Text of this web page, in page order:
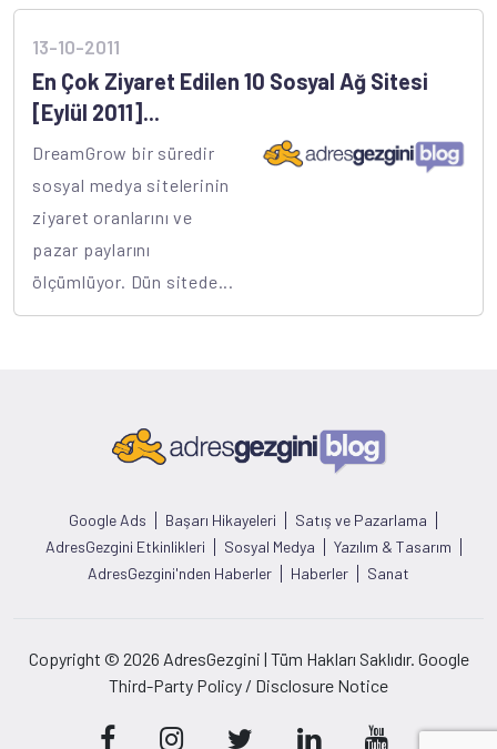
13-10-2011
En Çok Ziyaret Edilen 10 Sosyal Ağ Sitesi
[Eylül 2011]...
DreamGrow bir süredir
sosyal medya sitelerinin
ziyaret oranlarını ve
pazar paylarını
ölçümlüyor. Dün sitede...
Google Ads Başarı Hikayeleri
Satış ve Pazarlama
AdresGezgini Etkinlikleri
Sosyal Medya
Yazılım & Tasarım
AdresGezgini'nden Haberler
Haberler Sanat
Copyright © 2026 AdresGezgini | Tüm Hakları Saklıdır. Google
Third-Party Policy / Disclosure Notice